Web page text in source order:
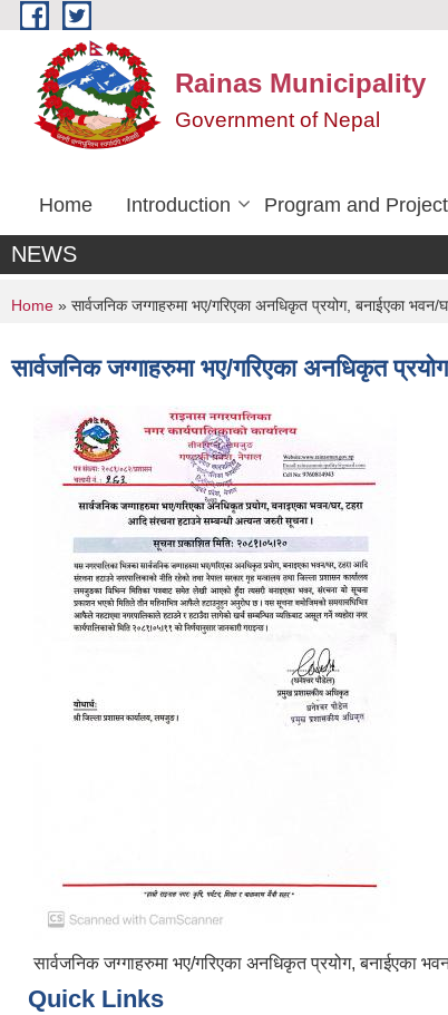
Skip to main content
Rainas Municipality
Government of Nepal
Home Introduction Program and Project
NEWS
You are here
Home » सार्वजनिक जग्गाहरुमा भए/गरिएका अनधिकृत प्रयोग, बनाईएका
सार्वजनिक जग्गाहरुमा भए/गरिएका अनधिकृत
सार्वजनिक जग्गाहरुमा भए/गरिएका अनधिकृत प्रयोग, बनाईएका
Quick Links